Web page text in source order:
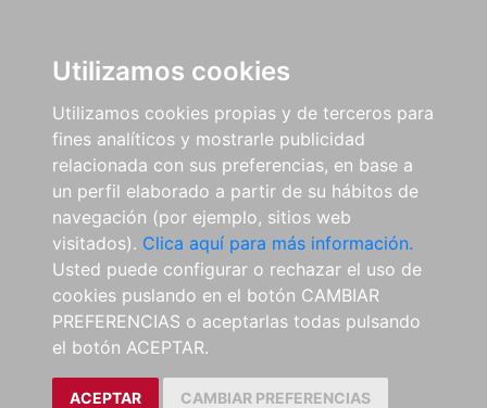
Utilizamos cookies
Utilizamos cookies propias y de terceros para
fines analíticos y mostrarle publicidad
relacionada con sus preferencias, en base a
un perfil elaborado a partir de su hábitos de
navegación (por ejemplo, sitios web
visitados). Clica aquí para más información.
Usted puede configurar o rechazar el uso de
cookies puslando en el botón CAMBIAR
PREFERENCIAS o aceptarlas todas pulsando
el botón ACEPTAR.
ACEPTAR CAMBIAR PREFERENCIAS